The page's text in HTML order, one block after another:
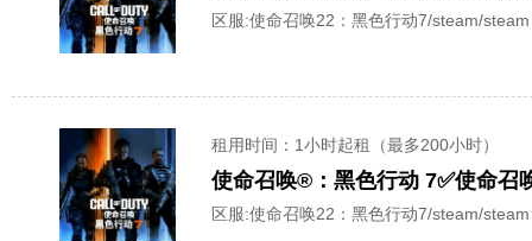
区服:使命召唤22：黑色行动7/steam/steam
租用时间 ：1小时起租（最多200小时）
区服:使命召唤22：黑色行动7/steam/steam